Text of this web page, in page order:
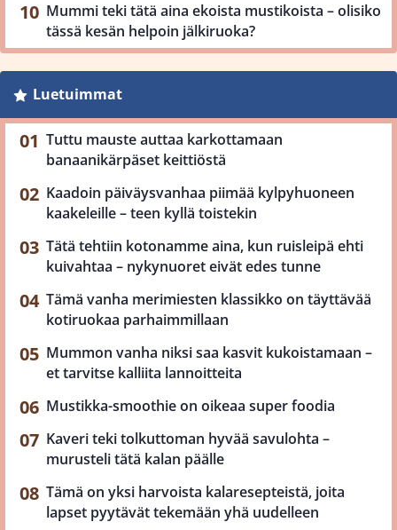
Mummi teki tätä aina ekoista mustikoista – olisiko
tässä kesän helpoin jälkiruoka?
Luetuimmat
Tuttu mauste auttaa karkottamaan
banaanikärpäset keittiöstä
Kaadoin päiväysvanhaa piimää kylpyhuoneen
kaakeleille – teen kyllä toistekin
Tätä tehtiin kotonamme aina, kun ruisleipä ehti
kuivahtaa – nykynuoret eivät edes tunne
Tämä vanha merimiesten klassikko on täyttävää
kotiruokaa parhaimmillaan
Mummon vanha niksi saa kasvit kukoistamaan –
et tarvitse kalliita lannoitteita
Mustikka-smoothie on oikeaa super foodia
Kaveri teki tolkuttoman hyvää savulohta –
murusteli tätä kalan päälle
Tämä on yksi harvoista kalaresepteistä, joita
lapset pyytävät tekemään yhä uudelleen